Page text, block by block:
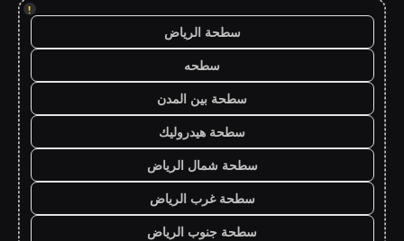
!
سطحة الرياض
سطحه
سطحة بين المدن
سطحة هيدروليك
سطحة شمال الرياض
سطحة غرب الرياض
سطحة جنوب الرياض